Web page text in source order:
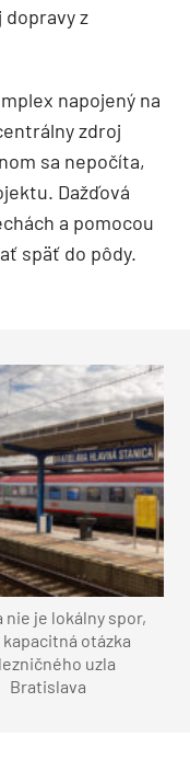
z
napojený na
zdroj
sa nepočíta,
Dažďová
a pomocou
späť do pôdy.
nie je lokálny spor,
otázka
uzla
Bratislava